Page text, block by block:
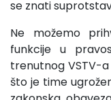
se znati
Ne možemo
funkcije u
trenutnog VSTV-
što je time